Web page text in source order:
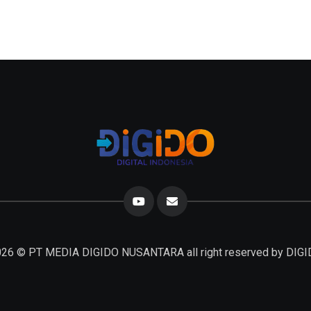
© PT MEDIA DIGIDO NUSANTARA all right reserved by